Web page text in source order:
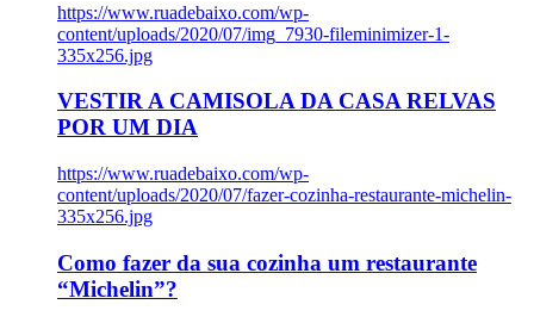
https://www.ruadebaixo.com/wp-
content/uploads/2020/07/img_7930-fileminimizer-1-
335x256.jpg
VESTIR A CAMISOLA DA CASA RELVAS
POR UM DIA
https://www.ruadebaixo.com/wp-
content/uploads/2020/07/fazer-cozinha-restaurante-michelin-
335x256.jpg
Como fazer da sua cozinha um restaurante
“Michelin”?